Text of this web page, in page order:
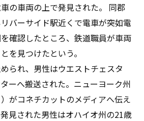
の車両の上で発見された。 同郡
バーサイド駅近くで電車が突如電
確認したところ、鉄道職員が車両
を見つけたという。
られ、男性はウエストチェスタ
ーへ搬送された。ニューヨーク州
がコネチカットのメディアへ伝え
見された男性はオハイオ州の21歳